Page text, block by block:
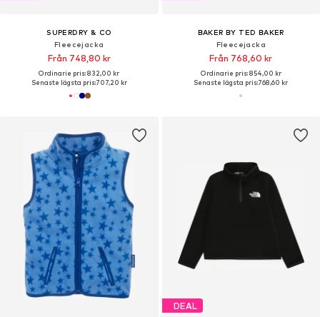
SUPERDRY & CO
Fleecejacka
Från 748,80 kr
Ordinarie pris: 832,00 kr
Senaste lägsta pris:707,20 kr
BAKER BY TED BAKER
Fleecejacka
Från 768,60 kr
Ordinarie pris: 854,00 kr
Senaste lägsta pris:768,60 kr
DEAL